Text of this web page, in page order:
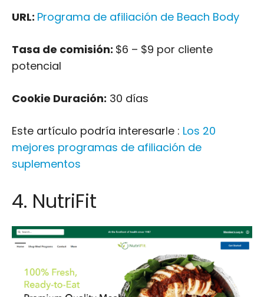
Cookie Duración:
Este artículo podría interesarle :
mejores programas de afiliación de
suplementos
4. NutriFit
NutriFites una empresa con sede en EE.UU.
que vende suplementos de fitness a